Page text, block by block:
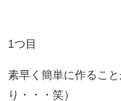
1つ目
素早く簡単に作るこ
り・・・笑）